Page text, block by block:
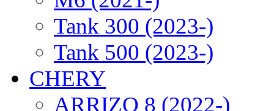
Tank 300 (2023-)
Tank 500 (2023-)
CHERY
ARRIZO 8 (2022-)